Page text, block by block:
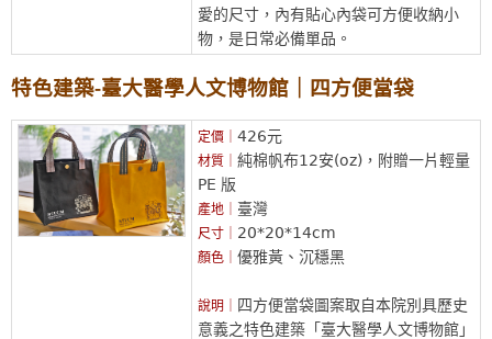
愛的尺寸，內有貼心內袋可方便收納小
物，是日常必備單品。
特色建築-臺大醫學人文博物館｜四方便當袋
定價｜ 426元
材質｜ 純棉帆布12安(oz)，附贈一片輕量
PE 版
產地｜ 臺灣
尺寸｜ 20*20*14cm
顏色｜ 優雅黃、沉穩黑
說明｜
四方便當袋圖案取自本院別具歷史
意義之特色建築「臺大醫學人文博物館」